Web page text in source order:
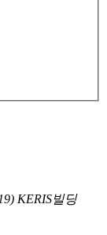
KERIS빌딩